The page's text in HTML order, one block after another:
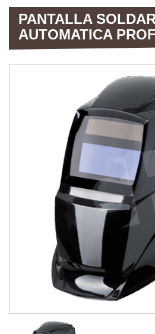
PANTALLA SOLDAR
AUTOMATICA